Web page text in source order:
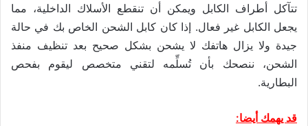
تتآكل أطراف الكابل ويمكن أن تنقطع الأسلاك الداخلية، مما
يجعل الكابل غير فعال. إذا كان كابل الشحن الخاص بك في حالة
جيدة ولا يزال هاتفك لا يشحن بشكل صحيح بعد تنظيف منفذ
الشحن، ننصحك بأن تُسلِّمه لتقني متخصص ليقوم بفحص
البطارية.
قد يهمك أيضا: